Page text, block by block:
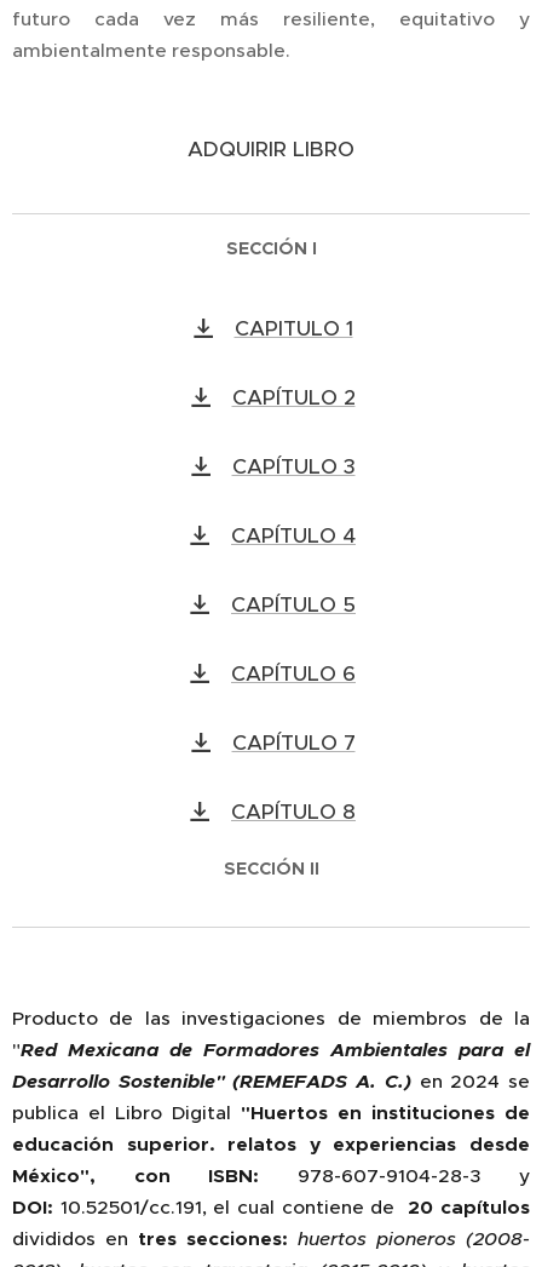
futuro cada vez más resiliente, equitativo y
ambientalmente responsable.
ADQUIRIR LIBRO
SECCIÓN I
CAPITULO 1
CAPÍTULO 2
CAPÍTULO 3
CAPÍTULO 4
CAPÍTULO 5
CAPÍTULO 6
CAPÍTULO 7
CAPÍTULO 8
SECCIÓN II
Producto de las investigaciones de miembros de la
"Red Mexicana de Formadores Ambientales para el
Desarrollo Sostenible" (REMEFADS A. C.)en 2024 se
publica el Libro Digital "Huertos en instituciones de
educación superior. relatos y experiencias desde
México", con ISBN: 978-607-9104-28-3 y
DOI: 10.52501/cc.191, el cual contiene de 20 capítulos
divididos en tres secciones: huertos pioneros (2008-